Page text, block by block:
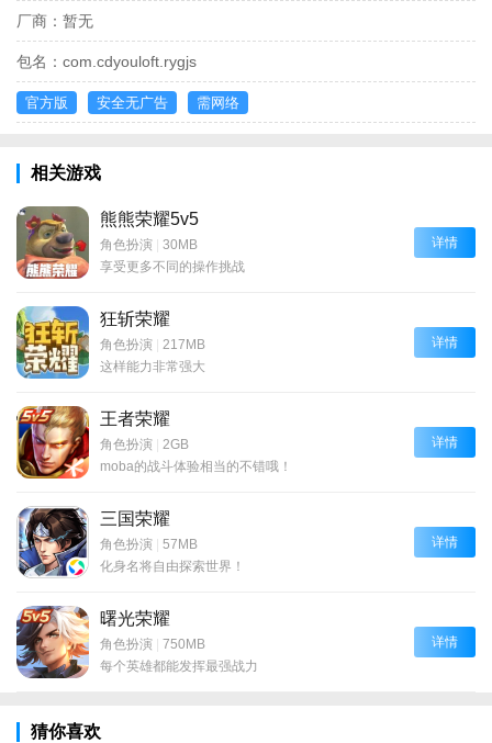
厂商： 暂无
包名： com.cdyouloft.rygjs
官方版 安全无广告 需网络
相关游戏
熊熊荣耀5v5
角色扮演 | 30MB
享受更多不同的操作挑战
详情
狂斩荣耀
角色扮演 | 217MB
这样能力非常强大
详情
王者荣耀
角色扮演 | 2GB
moba的战斗体验相当的不错哦！
详情
三国荣耀
角色扮演 | 57MB
化身名将自由探索世界！
详情
曙光荣耀
角色扮演 | 750MB
每个英雄都能发挥最强战力
详情
猜你喜欢